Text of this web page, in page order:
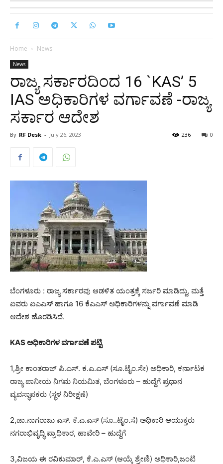
Home News
News
ರಾಜ್ಯ ಸರ್ಕಾರದಿಂದ 16 `KAS’ 5
IAS ಅಧಿಕಾರಿಗಳ ವರ್ಗಾವಣೆ -ರಾಜ್ಯ
ಸರ್ಕಾರ ಆದೇಶ
By RF Desk - July 26, 2023 0
236
ಬೆಂಗಳೂರು : ರಾಜ್ಯ ಸರ್ಕಾರವು ಆಡಳಿತ ಯಂತ್ರಕ್ಕೆ ಸರ್ಜರಿ ಮಾಡಿದ್ದು, ಮತ್ತೆ
ಐವರು ಐಎಎಸ್ ಹಾಗೂ 16 ಕೆಎಎಸ್ ಅಧಿಕಾರಿಗಳನ್ನು ವರ್ಗಾವಣೆ ಮಾಡಿ
ಆದೇಶ ಹೊರಡಿಸಿದೆ.
KAS ಅಧಿಕಾರಿಗಳ ವರ್ಗಾವಣೆ ಪಟ್ಟಿ
1,ಶ್ರೀ ಕಾಂತರಾಜ್ ಪಿ.ಎಸ್. ಕ.ಎ.ಎಸ್ (ಸೂ.ಟೈಂ.ಸೇ) ಅಧಿಕಾರಿ, ಕರ್ನಾಟಕ
ರಾಜ್ಯ ಪಾನೀಯ ನಿಗಮ ನಿಯಮಿತ, ಬೆಂಗಳೂರು – ಹುದ್ದೆಗೆ ಪ್ರಧಾನ
ವ್ಯವಸ್ಥಾಪಕರು (ಸ್ಥಳ ನಿರೀಕ್ಷಣೆ)
2,ಡಾ.ನಾಗರಾಜು ಎಸ್‌. ಕೆ.ಎ.ಎಸ್ (ಸೂ..ಟೈಂ.ಸೆ) ಅಧಿಕಾರಿ ಆಯುಕ್ತರು
ನಗರಾಭಿವೃದ್ಧಿ ಪ್ರಾಧಿಕಾರ, ಹಾವೇರಿ – ಹುದ್ದೆಗೆ
3,ವಿಜಯ ಈ ರವಿಕುಮಾರ್, ಕೆ.ಎ.ಎಸ್ (ಆಯ್ಕೆ ಶ್ರೇಣಿ) ಅಧಿಕಾರಿ,ಜಂಟಿ